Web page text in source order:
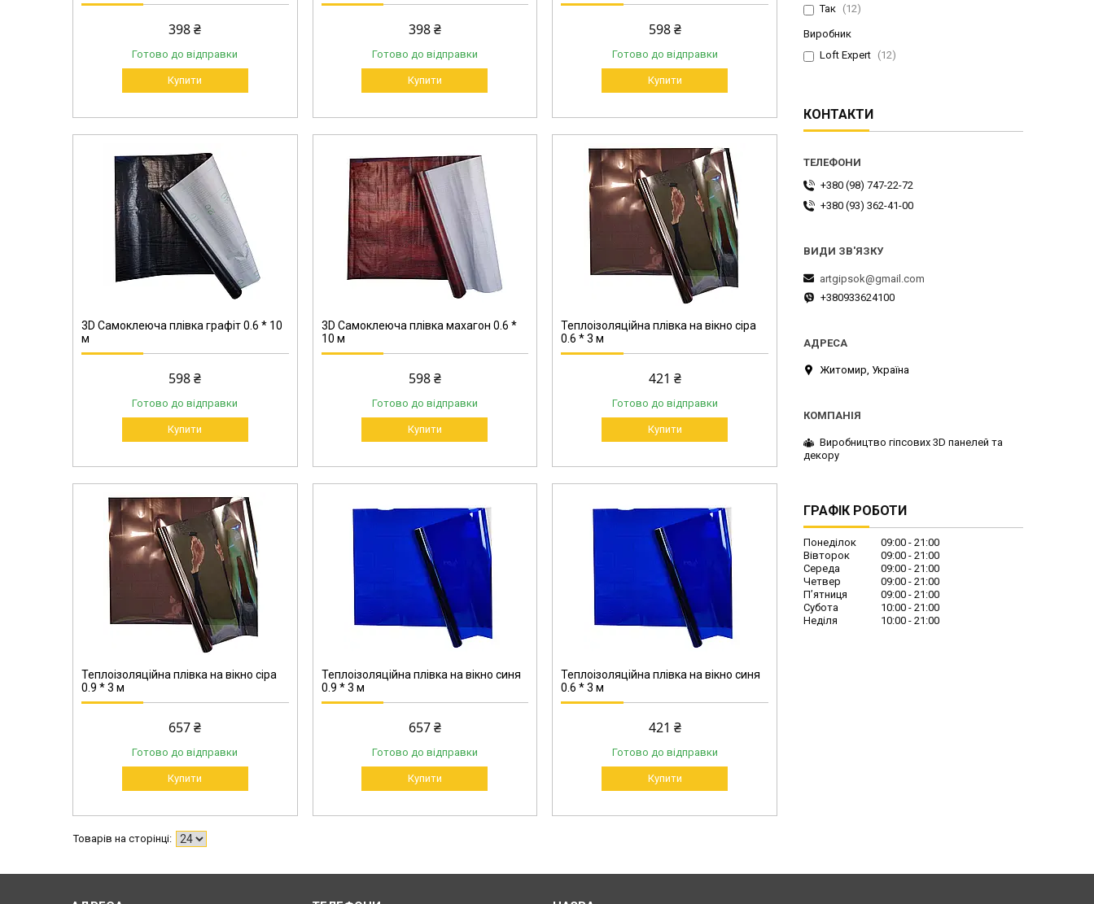
398 ₴
Готово до відправки
Купити
398 ₴
Готово до відправки
Купити
598 ₴
Готово до відправки
Купити
3D Самоклеюча плівка графіт 0.6 * 10
м
598 ₴
Готово до відправки
Купити
2137
3D Самоклеюча плівка махагон 0.6 *
10 м
598 ₴
Готово до відправки
Купити
701-60
Теплоізоляційна плівка на вікно сіра
0.6 * 3 м
421 ₴
Готово до відправки
Купити
Теплоізоляційна плівка на вікно сіра
0.9 * 3 м
657 ₴
Готово до відправки
Купити
707-90
Теплоізоляційна плівка на вікно синя
0.9 * 3 м
657 ₴
Готово до відправки
Купити
707-60
Теплоізоляційна плівка на вікно синя
0.6 * 3 м
421 ₴
Готово до відправки
Купити
Так
12
Виробник
Loft Expert
12
КОНТАКТИ
+380 (98) 747-22-72
+380 (93) 362-41-00
artgipsok@gmail.com
+380933624100
Житомир, Україна
Виробництво гіпсових 3D панелей та
декору
ГРАФІК РОБОТИ
Понеділок 09:00
21:00
Вівторок
09:00
21:00
Середа
09:00
21:00
Четвер
09:00
21:00
Пʼятниця
09:00
21:00
Субота
10:00
21:00
Неділя
10:00 21:00